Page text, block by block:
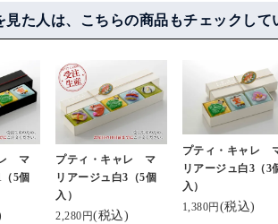
見た人は、こちらの商品もチェックして
マ
5個
プティ・キャレ マ
リアージュ白3（5個
入）
2,280円(税込)
プティ・キャレ
リアージュ白3（3
入）
1,380円(税込)